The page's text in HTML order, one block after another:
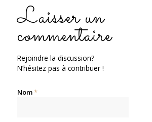
Laisser un
commentaire
Rejoindre la discussion?
N’hésitez pas à contribuer !
Nom*